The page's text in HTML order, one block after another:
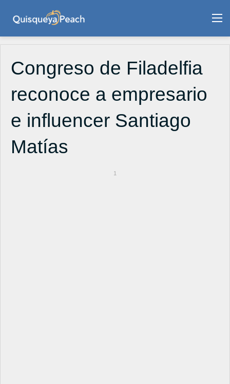
Congreso de Filadelfia
reconoce a empresario
e influencer Santiago
Matías
1